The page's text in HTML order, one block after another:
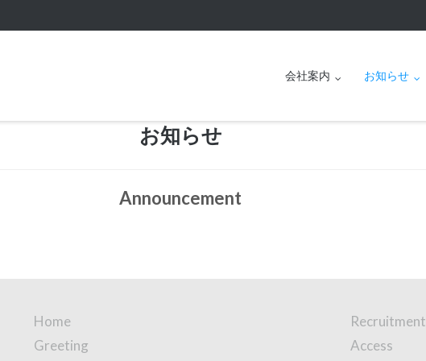
会社案内 お知らせ
お知らせ
Announcement
Home
Greeting
Recruitment
Access